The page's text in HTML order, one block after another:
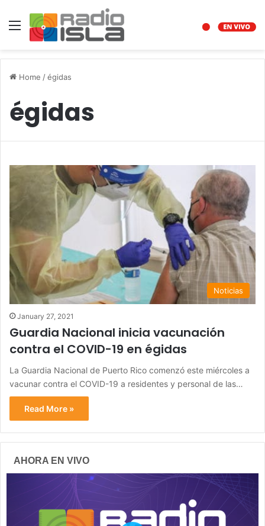
Menu
Home /égidas
égidas
Noticias
January 27, 2021
Guardia Nacional inicia vacunación
contra el COVID-19 en égidas
La Guardia Nacional de Puerto Rico comenzó este miércoles a
vacunar contra el COVID-19 a residentes y personal de las…
Read More »
AHORA EN VIVO